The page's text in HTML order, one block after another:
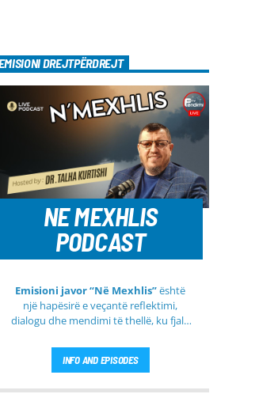
DREJTPËRDREJT
NE MEXHLIS
PODCAST
Emisioni javor “Në Mexhlis”është
një hapësirë e veçantë reflektimi,
dialogu dhe mendimi të thellë, ku fjala
kuptim të veçantë. Ky emision
transmetohetdrejtpërdrejt çdo të
INFO AND EPISODES